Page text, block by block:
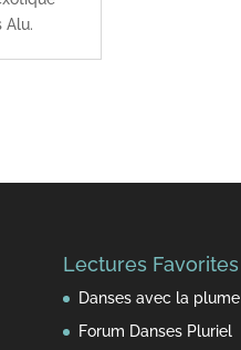
Alu.
Lectures Favorites
Danses avec la plume
Forum Danses Pluriel